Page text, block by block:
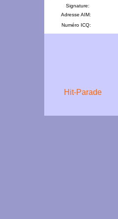
Signature:
Adresse AIM:
Numéro ICQ: